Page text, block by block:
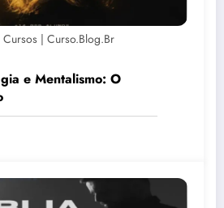
Cursos | Curso.blog.br
e Mentalismo: O